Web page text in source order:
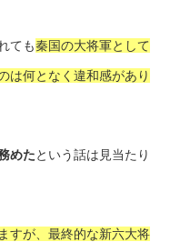
ても秦国の大将軍として
は何となく違和感があり
めたという話は見当たり
すが、最終的な新六大将